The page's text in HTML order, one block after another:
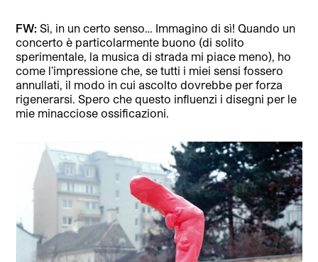
FW: Sì, in un certo senso… Immagino di sì! Quando un
concerto è particolarmente buono (di solito
sperimentale, la musica di strada mi piace meno), ho
come l’impressione che, se tutti i miei sensi fossero
annullati, il modo in cui ascolto dovrebbe per forza
rigenerarsi. Spero che questo influenzi i disegni per le
mie minacciose ossificazioni.